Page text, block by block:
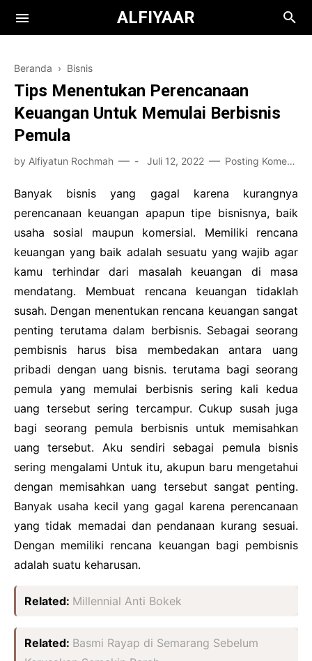
ALFIYAAR
Books
Film
Teknologi
Kuliah
Bisnis
Cooking
Financial
Beranda › Bisnis
Tips Menentukan Perencanaan
Keuangan Untuk Memulai Berbisnis
Pemula
by Alfiyatun Rochmah - Juli 12, 2022 Posting Komentar
Banyak bisnis yang gagal karena kurangnya
perencanaan keuangan apapun tipe bisnisnya, baik
usaha sosial maupun komersial. Memiliki rencana
keuangan yang baik adalah sesuatu yang wajib agar
kamu terhindar dari masalah keuangan di masa
mendatang. Membuat rencana keuangan tidaklah
susah. Dengan menentukan rencana keuangan sangat
penting terutama dalam berbisnis. Sebagai seorang
pembisnis harus bisa membedakan antara uang
pribadi dengan uang bisnis. terutama bagi seorang
pemula yang memulai berbisnis sering kali kedua
uang tersebut sering tercampur. Cukup susah juga
bagi seorang pemula berbisnis untuk memisahkan
uang tersebut. Aku sendiri sebagai pemula bisnis
sering mengalami Untuk itu, akupun baru mengetahui
dengan memisahkan uang tersebut sangat penting.
Banyak usaha kecil yang gagal karena perencanaan
yang tidak memadai dan pendanaan kurang sesuai.
Dengan memiliki rencana keuangan bagi pembisnis
adalah suatu keharusan.
Related: Millennial Anti Bokek
Related: Basmi Rayap di Semarang Sebelum